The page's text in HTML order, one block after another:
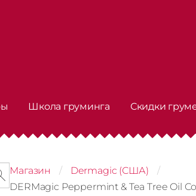
Школа груминга Скидки
Магазин
Dermagic (США)
DERMagic Peppermint & Tea Tree Oil